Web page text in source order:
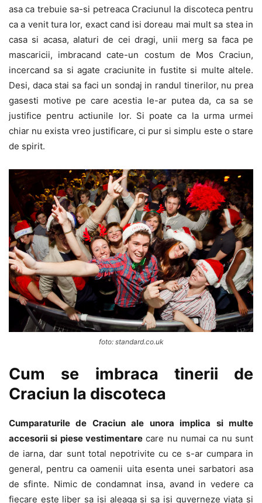
asa ca trebuie sa-si petreaca Craciunul la discoteca pentru
ca a venit tura lor, exact cand isi doreau mai mult sa stea in
casa si acasa, alaturi de cei dragi, unii merg sa faca pe
mascaricii, imbracand cate-un costum de Mos Craciun,
incercand sa si agate craciunite in fustite si multe altele.
Desi, daca stai sa faci un sondaj in randul tinerilor, nu prea
gasesti motive pe care acestia le-ar putea da, ca sa se
justifice pentru actiunile lor. Si poate ca la urma urmei
chiar nu exista vreo justificare, ci pur si simplu este o stare
de spirit.
foto: standard.co.uk
Cum se imbraca tinerii de
Craciun la discoteca
Cumparaturile de Craciun ale unora implica si multe
accesorii si piese vestimentare care nu numai ca nu sunt
de iarna, dar sunt total nepotrivite cu ce s-ar cumpara in
general, pentru ca oamenii uita esenta unei sarbatori asa
de sfinte. Nimic de condamnat insa, avand in vedere ca
fiecare este liber sa isi aleaga si sa isi guverneze viata si